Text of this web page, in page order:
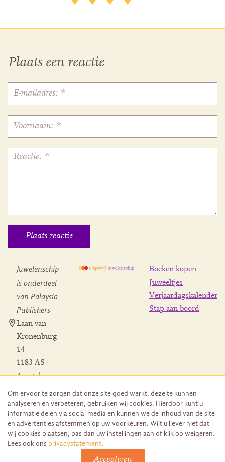
Plaats een reactie
Juwelenschip
is onderdeel
van Palaysia
Publishers
Laan van
Kronenburg
14
1183 AS
Amstelveen
Herroeping
bestelling
Boeken kopen
Juweeltjes
Verjaardagskalender
Stap aan boord
Om ervoor te zorgen dat onze site goed werkt, deze te kunnen
analyseren en verbeteren, gebruiken wij cookies. Hierdoor kunt u
informatie delen via social media en kunnen we de inhoud van de site
en advertenties afstemmen op uw voorkeuren. Wilt u liever niet dat
wij cookies plaatsen, pas dan uw instellingen aan of klik op weigeren.
Lees ook ons privacystatement.
Accepteren